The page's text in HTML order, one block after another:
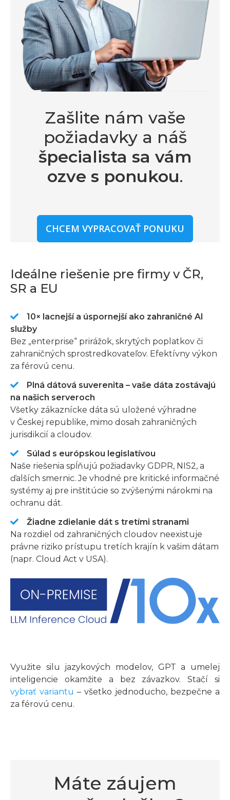
Zašlite nám vaše
požiadavky a náš
špecialista sa vám
ozve s ponukou.
CHCEM VYPRACOVAŤ PONUKU
Ideálne riešenie pre firmy v ČR,
SR a EU
10× lacnejší a úspornejší ako zahraničné AI
služby
Bez „enterprise“ prirážok, skrytých poplatkov či
zahraničných sprostredkovateľov. Efektívny výkon
za férovú cenu.
Plná dátová suverenita – vaše dáta zostávajú
na našich serveroch
Všetky zákaznícke dáta sú uložené výhradne
v Českej republike, mimo dosah zahraničných
jurisdikcií a cloudov.
Súlad s európskou legislatívou
Naše riešenia spĺňujú požiadavky GDPR, NIS2, a
ďalších smernic. Je vhodné pre kritické informačné
systémy aj pre inštitúcie so zvýšenými nárokmi na
ochranu dát.
Žiadne zdielanie dát s tretími stranami
Na rozdiel od zahraničných cloudov neexistuje
právne riziko prístupu tretích krajín k vašim dátam
(napr. Cloud Act v USA).
Využite silu jazykových modelov, GPT a umelej
inteligencie okamžite a bez závazkov. Stačí si
vybrať variantu – všetko jednoducho, bezpečne a
za férovú cenu.
Máte záujem